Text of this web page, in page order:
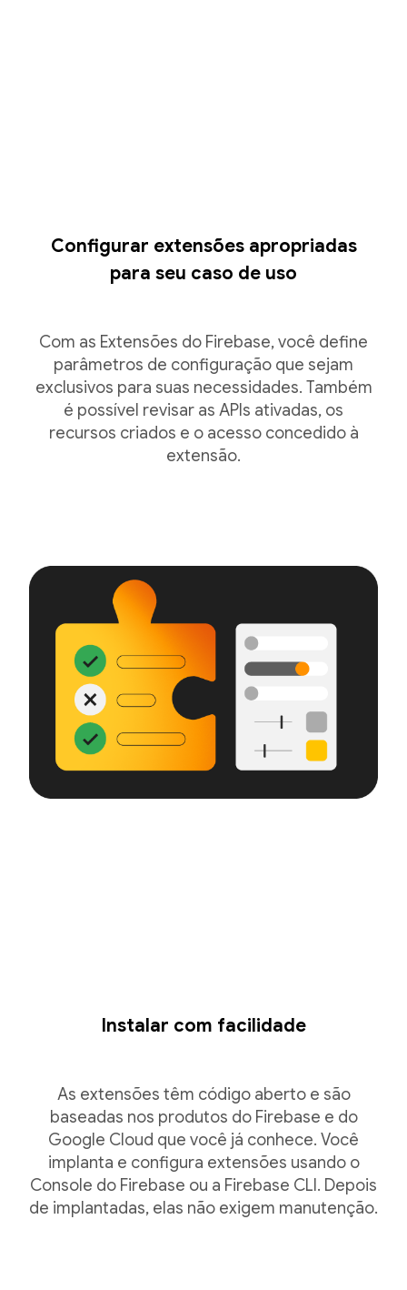
Configurar extensões apropriadas
para seu caso de uso
Com as Extensões do Firebase, você define
parâmetros de configuração que sejam
exclusivos para suas necessidades. Também
é possível revisar as APIs ativadas, os
recursos criados e o acesso concedido à
extensão.
Instalar com facilidade
As extensões têm código aberto e são
baseadas nos produtos do Firebase e do
Google Cloud que você já conhece. Você
implanta e configura extensões usando o
Console do Firebase ou a Firebase CLI. Depois
de implantadas, elas não exigem manutenção.